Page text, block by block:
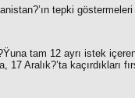
tepki
tam 12 ayrı istek
Aralık?’ta kaçırdıkları